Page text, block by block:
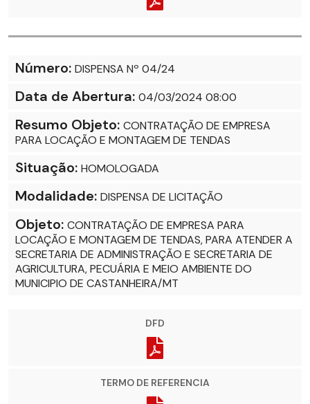
Número: DISPENSA Nº 04/24
Data de Abertura: 04/03/2024 08:00
Resumo Objeto: CONTRATAÇÃO DE EMPRESA
PARA LOCAÇÃO E MONTAGEM DE TENDAS
Situação: HOMOLOGADA
Modalidade: DISPENSA DE LICITAÇÃO
Objeto: CONTRATAÇÃO DE EMPRESA PARA
LOCAÇÃO E MONTAGEM DE TENDAS, PARA ATENDER A
SECRETARIA DE ADMINISTRAÇÃO E SECRETARIA DE
AGRICULTURA, PECUÁRIA E MEIO AMBIENTE DO
MUNICIPIO DE CASTANHEIRA/MT
DFD
TERMO DE REFERENCIA